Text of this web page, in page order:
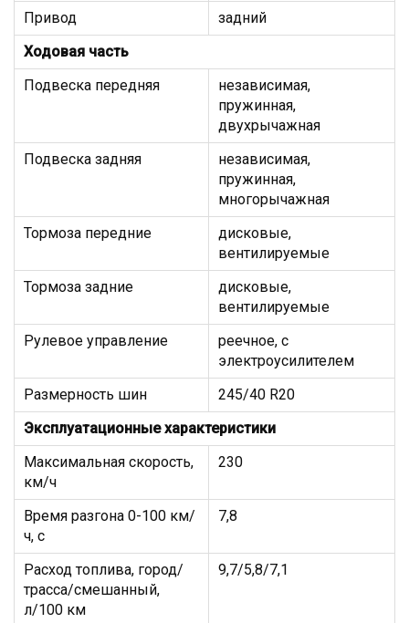
Привод
задний
Ходовая часть
Подвеска передняя
независимая,
пружинная,
двухрычажная
Подвеска задняя
независимая,
пружинная,
многорычажная
Тормоза передние
дисковые,
вентилируемые
Тормоза задние
дисковые,
вентилируемые
Рулевое управление
реечное, с
электроусилителем
Размерность шин
245/40 R20
Эксплуатационные характеристики
Максимальная скорость,
км/ч
230
Время разгона 0-100 км/
ч, с
7,8
Расход топлива, город/
трасса/смешанный,
л/100 км
9,7/5,8/7,1